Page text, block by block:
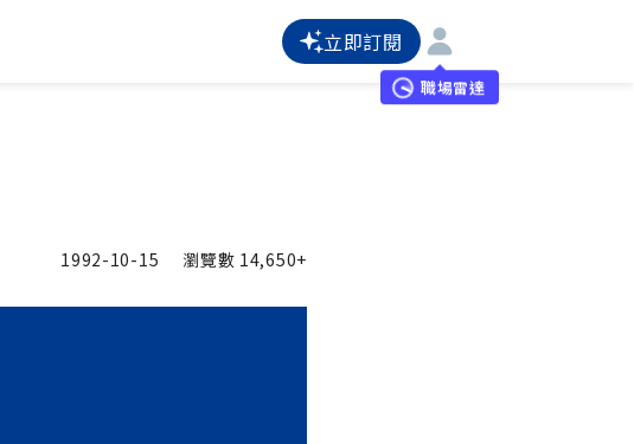
立即訂閱
職場雷達
1992-10-15 瀏覽數 14,650+